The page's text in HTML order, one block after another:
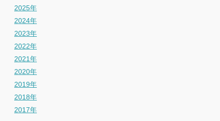
2025年
2024年
2023年
2022年
2021年
2020年
2019年
2018年
2017年